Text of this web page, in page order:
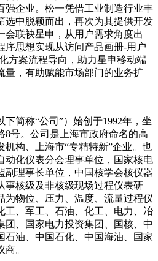
强企业。松一凭借工业制造行业丰
选中脱颖而出，再次为其提供开发
会联袂星申，从用户需求角度出
序思想实现从访问产品画册-用户
方案流程导向，助力星申移动端
量，有助赋能市场部门的业务扩
下简称“公司”）始创于1992年，坐
8号。公司是上海市政府命名的高
机构、上海市“专精特新”企业。也
动化仪表分会理事单位，国家核电
副理事长单位，中国核学会核仪器
事核级及非核级现场过程仪表研
为物位、压力、温度、流量过程仪
工、军工、石油、化工、电力、冶
团、国家电力投资集团、国核、中
石油、中国石化、中国海油、国家
。